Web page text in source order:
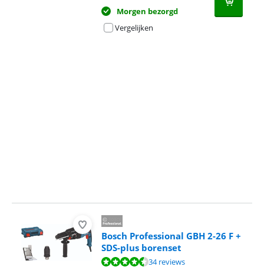
Morgen bezorgd
Vergelijken
Bosch Professional GBH 2-26 F +
SDS-plus borenset
Beoordeling is 9,3 van de 10, gebaseerd op 34 reviews.
34 reviews